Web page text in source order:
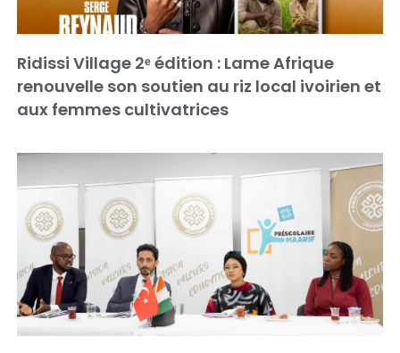
Ridissi Village 2ᵉ édition : Lame Afrique
renouvelle son soutien au riz local ivoirien et
aux femmes cultivatrices